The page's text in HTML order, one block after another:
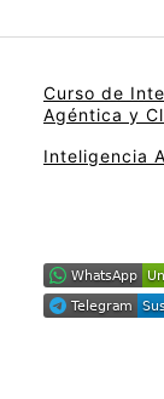
Curso de
Agéntica y
Inteligencia